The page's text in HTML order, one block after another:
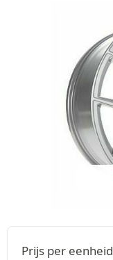
Prijs per eenheid